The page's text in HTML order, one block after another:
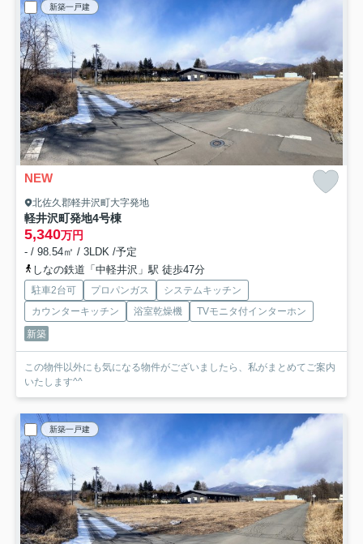
新築一戸建
NEW
北佐久郡軽井沢町大字発地
軽井沢町発地4号棟
5,340万円
- / 98.54㎡ / 3LDK /予定
しなの鉄道「中軽井沢」駅 徒歩47分
駐車2台可 プロパンガス
システムキッチン
カウンターキッチン
浴室乾燥機
TVモニタ付インターホン
新築
この物件以外にも気になる物件がございましたら、私がまとめてご案内
いたします^^
新築一戸建